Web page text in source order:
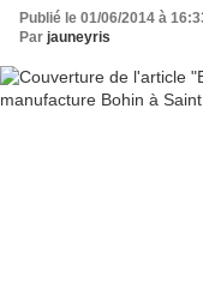
Publié le 01/06/2014 à
Par jauneyris